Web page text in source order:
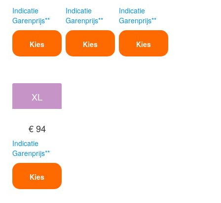
Indicatie
Garenprijs**
Kies
Indicatie
Garenprijs**
Kies
Indicatie
Garenprijs**
Kies
XL
€ 94
Indicatie
Garenprijs**
Kies